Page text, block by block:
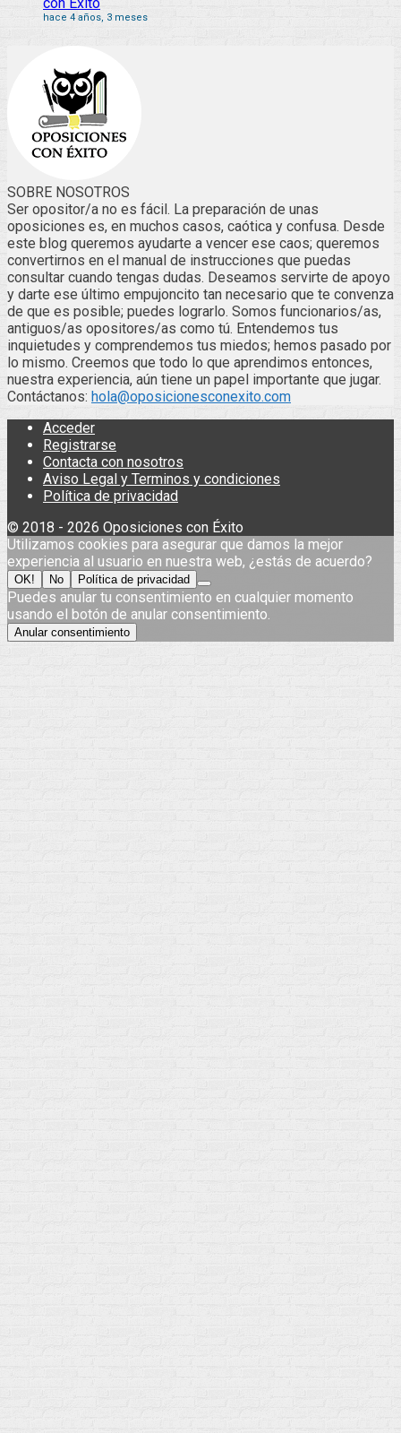
hace 4 años, 3 meses
SOBRE NOSOTROS
Ser opositor/a no es fácil. La preparación de unas
oposiciones es, en muchos casos, caótica y confusa. Desde
este blog queremos ayudarte a vencer ese caos; queremos
convertirnos en el manual de instrucciones que puedas
consultar cuando tengas dudas. Deseamos servirte de apoyo
y darte ese último empujoncito tan necesario que te convenza
de que es posible; puedes lograrlo. Somos funcionarios/as,
antiguos/as opositores/as como tú. Entendemos tus
inquietudes y comprendemos tus miedos; hemos pasado por
lo mismo. Creemos que todo lo que aprendimos entonces,
nuestra experiencia, aún tiene un papel importante que jugar.
Contáctanos: hola@oposicionesconexito.com
Acceder
Registrarse
Contacta con nosotros
Aviso Legal y Terminos y condiciones
Política de privacidad
© 2018 - 2026 Oposiciones con Éxito
Utilizamos cookies para asegurar que damos la mejor
experiencia al usuario en nuestra web, ¿estás de acuerdo?
OK! No Política de privacidad
Puedes anular tu consentimiento en cualquier momento
usando el botón de anular consentimiento.
Anular consentimiento